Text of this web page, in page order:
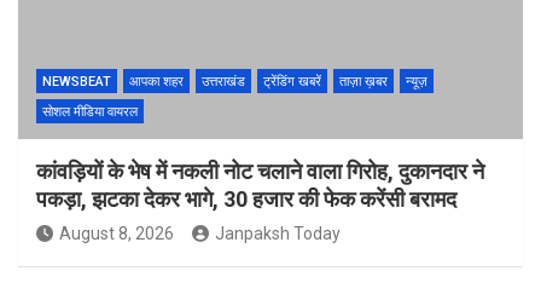
NEWSBEAT आपका शहर उत्तराखंड ट्रेंडिंग खबरें ताज़ा ख़बर
न्यूज़
सोशल मीडिया वायरल
कांवड़ियों के भेष में नकली नोट चलाने वाला गिरोह, दुकानदार ने
पकड़ा, झटका देकर भागे, 30 हजार की फेक करेंसी बरामद
August 8, 2026 Janpaksh Today